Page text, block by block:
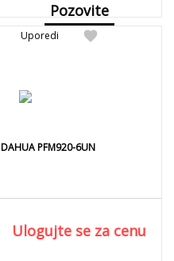
Pozovite
Detaljnije
favorite
Uporedi
DAHUA PFM920-6UN
Ulogujte se za cenu